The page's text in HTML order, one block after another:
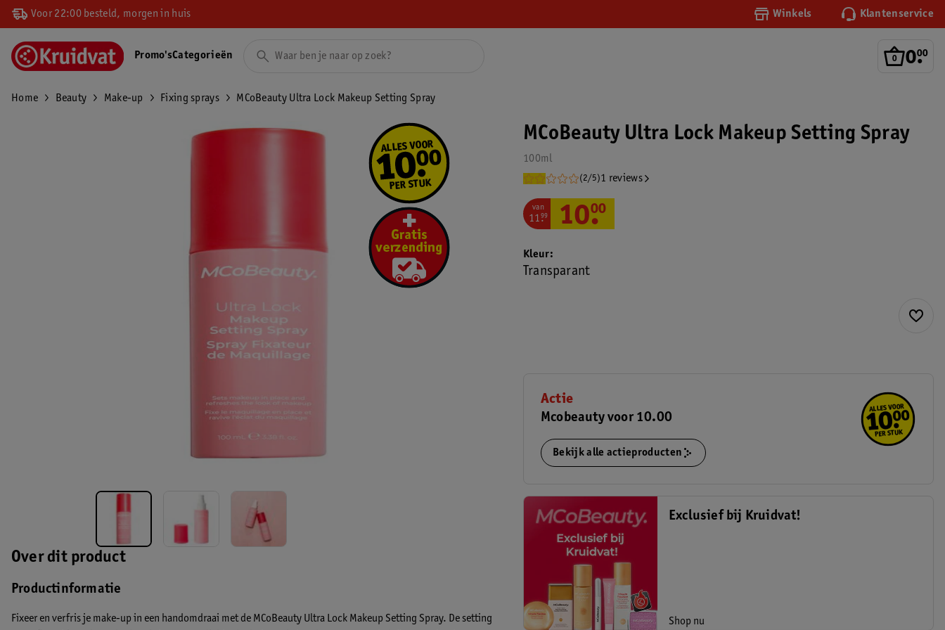
Voor 22:00 besteld, morgen in huis Winkels Klantenservice
0.
00
Promo'sCategorieën
Home Beauty Make-up Fixing sprays MCoBeauty Ultra Lock Makeup Setting Spray
Over dit product
Productinformatie
Fixeer en verfris je make-up in een handomdraai met de MCoBeauty Ultra Lock Makeup Setting Spray. De setting
MCoBeauty Ultra Lock Makeup Setting Spray
100ml
(2/5)1 reviews
van
11.
99 10.
00
Kleur
Transparant
Actie
Mcobeauty voor 10.00
Bekijk alle actieproducten
Exclusief bij Kruidvat!
Shop nu